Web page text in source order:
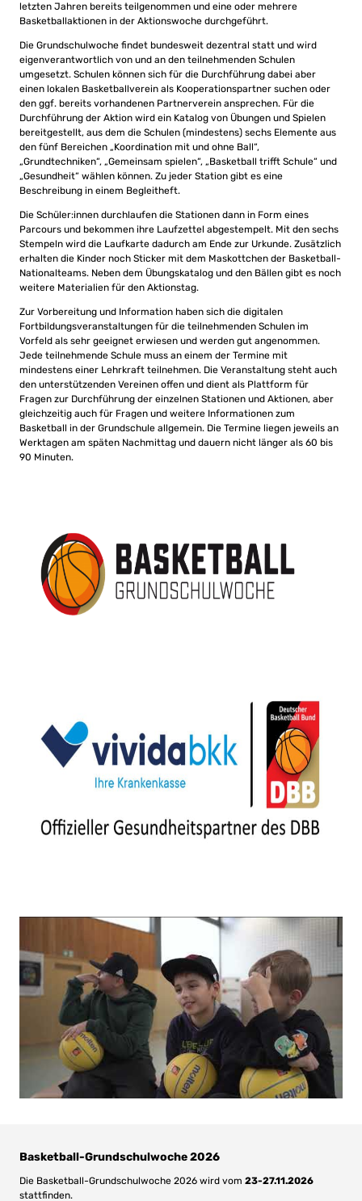
letzten Jahren bereits teilgenommen und eine oder mehrere
Basketballaktionen in der Aktionswoche durchgeführt.
Die Grundschulwoche findet bundesweit dezentral statt und wird
eigenverantwortlich von und an den teilnehmenden Schulen
umgesetzt. Schulen können sich für die Durchführung dabei aber
einen lokalen Basketballverein als Kooperationspartner suchen oder
den ggf. bereits vorhandenen Partnerverein ansprechen. Für die
Durchführung der Aktion wird ein Katalog von Übungen und Spielen
bereitgestellt, aus dem die Schulen (mindestens) sechs Elemente aus
den fünf Bereichen „Koordination mit und ohne Ball“,
„Grundtechniken“, „Gemeinsam spielen“, „Basketball trifft Schule“ und
„Gesundheit“ wählen können. Zu jeder Station gibt es eine
Beschreibung in einem Begleitheft.
Die Schüler:innen durchlaufen die Stationen dann in Form eines
Parcours und bekommen ihre Laufzettel abgestempelt. Mit den sechs
Stempeln wird die Laufkarte dadurch am Ende zur Urkunde. Zusätzlich
erhalten die Kinder noch Sticker mit dem Maskottchen der Basketball-
Nationalteams. Neben dem Übungskatalog und den Bällen gibt es noch
weitere Materialien für den Aktionstag.
Zur Vorbereitung und Information haben sich die digitalen
Fortbildungsveranstaltungen für die teilnehmenden Schulen im
Vorfeld als sehr geeignet erwiesen und werden gut angenommen.
Jede teilnehmende Schule muss an einem der Termine mit
mindestens einer Lehrkraft teilnehmen. Die Veranstaltung steht auch
den unterstützenden Vereinen offen und dient als Plattform für
Fragen zur Durchführung der einzelnen Stationen und Aktionen, aber
gleichzeitig auch für Fragen und weitere Informationen zum
Basketball in der Grundschule allgemein. Die Termine liegen jeweils an
Werktagen am späten Nachmittag und dauern nicht länger als 60 bis
90 Minuten.
Basketball-Grundschulwoche 2026
Die Basketball-Grundschulwoche 2026 wird vom 23-27.11.2026
stattfinden.